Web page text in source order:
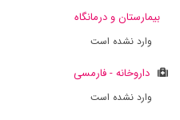
بیمارستان و درمانگاه
وارد نشده است
داروخانه - فارمسی
وارد نشده است